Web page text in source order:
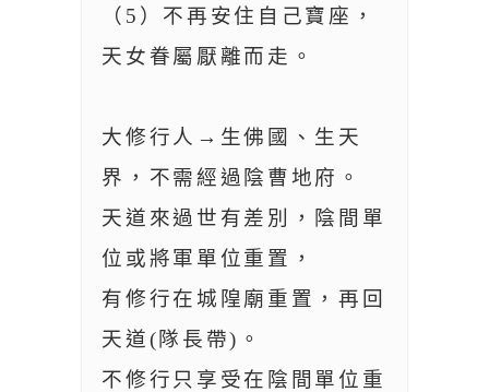
（5）不再安住自己寶座，
天女眷屬厭離而走。
大修行人→生佛國、生天
界，不需經過陰曹地府。
天道來過世有差別，陰間單
位或將軍單位重置，
有修行在城隍廟重置，再回
天道(隊長帶)。
不修行只享受在陰間單位重